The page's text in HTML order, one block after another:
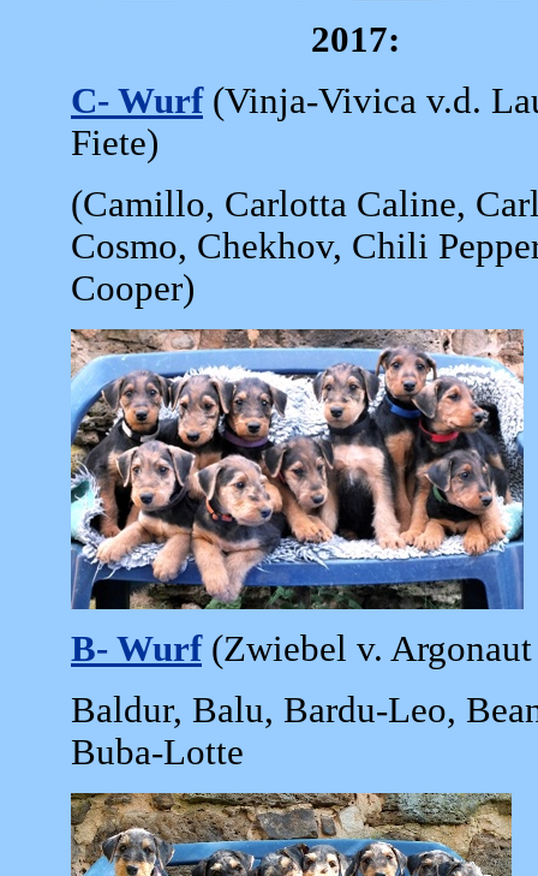
2017:
C- Wurf(Vinja-Vivica v.d.
Fiete)
(Camillo, Carlotta Caline,
Cosmo, Chekhov, Chili
Cooper)
B- Wurf(Zwiebel v.
Baldur, Balu, Bardu-Leo,
Buba-Lotte